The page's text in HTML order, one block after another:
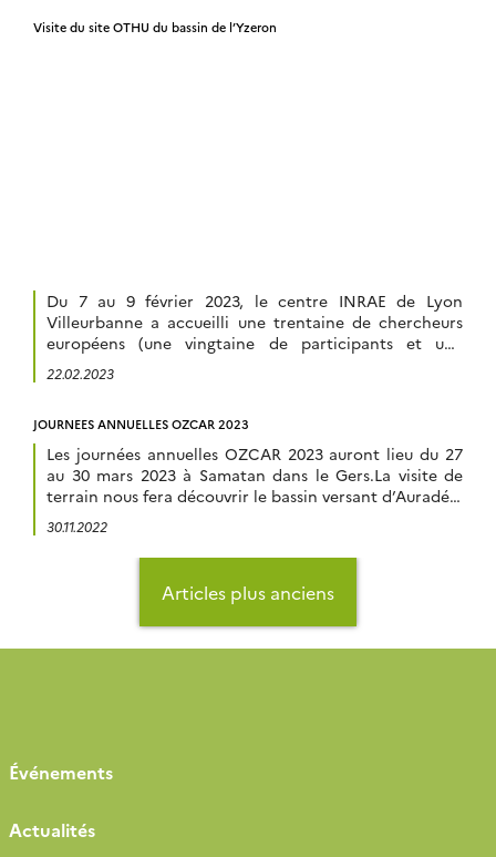
de la planète, l’école d’été […]
Visite du site OTHU du bassin de l’Yzeron
Du 7 au 9 février 2023, le centre INRAE de Lyon
Villeurbanne a accueilli une trentaine de chercheurs
européens (une vingtaine de participants et une
dizaine de formateurs et organisateurs) pour un atelier
proposé par l’IR européenne eLTER intitulé « eLTER
atelier a permis aux participants de découvrir et […]
22.02.2023
JOURNEES ANNUELLES OZCAR 2023
Les journées annuelles OZCAR 2023 auront lieu du 27
au 30 mars 2023 à Samatan dans le Gers.La visite de
terrain nous fera découvrir le bassin versant d’Auradé –
Montoussé ainsi que le site de la tour à flux d’Auradé
appartenant à l’Observatoire Spatial Régional -sud-
ouest.De plus amples informations seront
30.11.2022
Articles plus anciens
Événements
Actualités